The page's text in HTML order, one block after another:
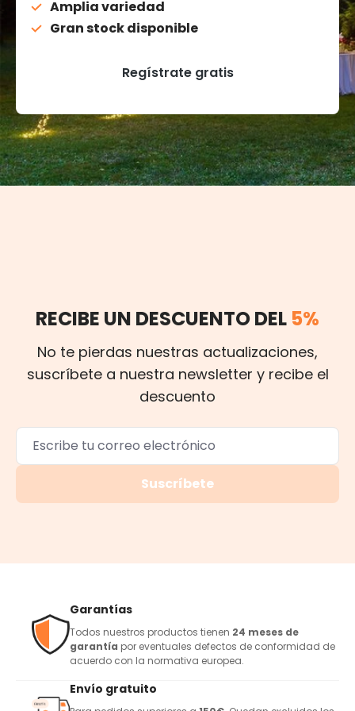
Amplia variedad
Gran stock disponible
Regístrate gratis
RECIBE UN DESCUENTO DEL 5%
No te pierdas nuestras actualizaciones,
suscríbete a nuestra newsletter y recibe el
descuento
Suscríbete
Garantías
Todos nuestros productos tienen 24 meses de
garantía por eventuales defectos de conformidad de
acuerdo con la normativa europea.
Envío gratuito